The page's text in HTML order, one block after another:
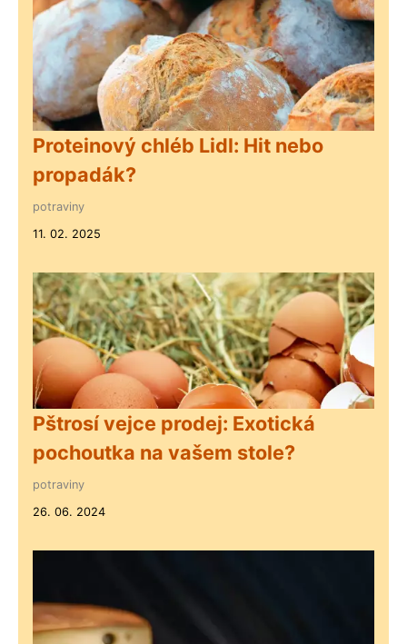
Proteinový chléb Lidl: Hit nebo
propadák?
potraviny
11. 02. 2025
Pštrosí vejce prodej: Exotická
pochoutka na vašem stole?
potraviny
26. 06. 2024